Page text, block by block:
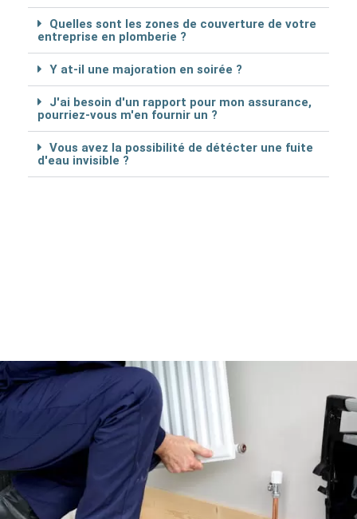
Quelles sont les zones de couverture de votre
entreprise en plomberie ?
Y at-il une majoration en soirée ?
J'ai besoin d'un rapport pour mon assurance,
pourriez-vous m'en fournir un ?
Vous avez la possibilité de détécter une fuite
d'eau invisible ?